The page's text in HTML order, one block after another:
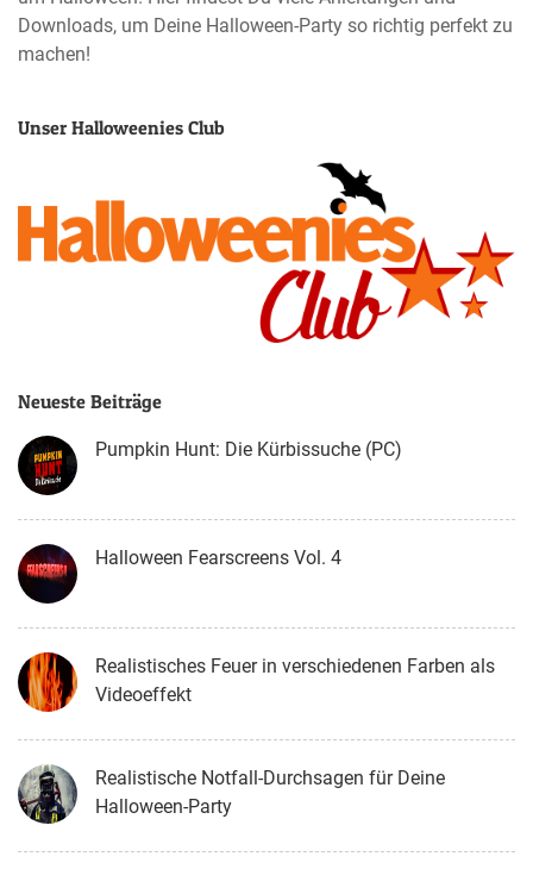
Downloads, um Deine Halloween-Party so richtig perfekt zu
machen!
Unser Halloweenies Club
Neueste Beiträge
Pumpkin Hunt: Die Kürbissuche (PC)
Halloween Fearscreens Vol. 4
Realistisches Feuer in verschiedenen Farben als
Videoeffekt
Realistische Notfall-Durchsagen für Deine
Halloween-Party